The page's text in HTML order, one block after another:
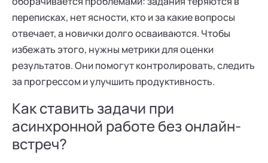
переписках, нет ясности, кто и за какие вопросы
отвечает, а новички долго осваиваются. Чтобы
избежать этого, нужны метрики для оценки
результатов. Они помогут контролировать, следить
за прогрессом и улучшить продуктивность.
Как ставить задачи при
асинхронной работе без онлайн-
встреч?